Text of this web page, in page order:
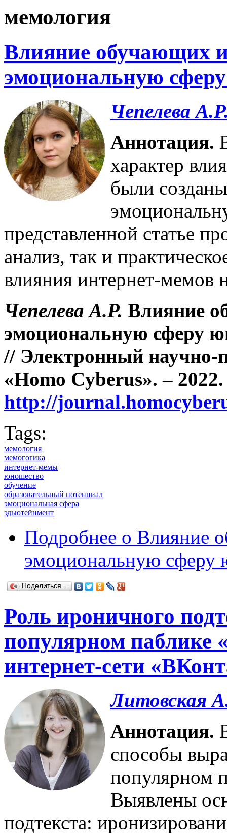
мемология
Влияние обучающих
эмоциональную
Чепелева
Аннотация.
характер
были
представленной статье
анализ, так и
влияния интернет-мемов
Чепелева А.Р. Влияние
эмоциональную сферу
// Электронный научно-
«Homo Cyberus». –
http://
Tags:
мемология
мемогогика
интернет-мемы
юношество
обучение
образовательный потенциал
эмоциональная сфера
эдьютейнмент
Подробнее о Влияние
эмоциональную сферу
Поделиться…
Роль ироничного
популярном паблике
интернет-сети
Литовская
Аннотация.
способы
популярном
Выявлены
подтекста: